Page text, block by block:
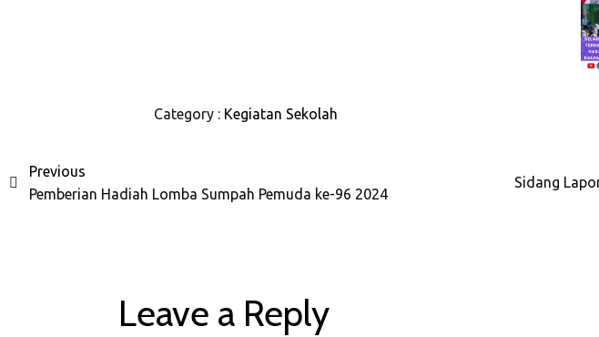
Category : Kegiatan Sekolah
Previous
Pemberian Hadiah Lomba Sumpah Pemuda ke-96 2024
Sidang
Leave a Reply